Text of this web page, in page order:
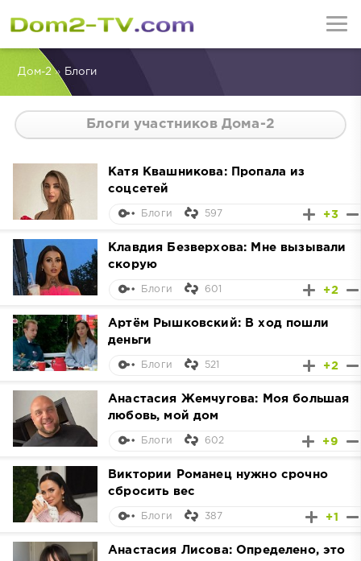
Дом-2» Блоги
Блоги участников Дома-2
Катя Квашникова: Пропала из
соцсетей
+3
Блоги 597
Клавдия Безверхова: Мне вызывали
скорую
+2
Блоги 601
Артём Рышковский: В ход пошли
деньги
+2
Блоги 521
Анастасия Жемчугова: Моя большая
любовь, мой дом
+9
Блоги 602
Виктории Романец нужно срочно
сбросить вес
+1
Блоги 387
Анастасия Лисова: Определено, это